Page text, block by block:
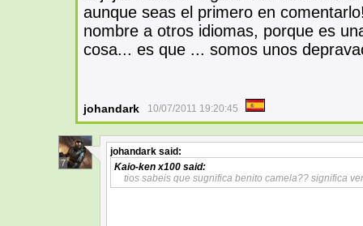
aunque seas el primero en
nombre a otros idiomas, porque es
cosa... es que ... somos unos
johandark 10/07/2011 19:20:45
7
johandark said:
Kaio-ken x100 said:
tios sabeis que sugnifica benito camela?? significa